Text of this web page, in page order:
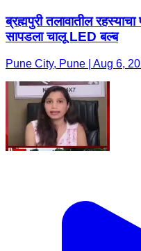
ब्रह्मपुरी तलावातील
सापडला चालू LED बल्ब
Pune City, Pune | Aug 6,